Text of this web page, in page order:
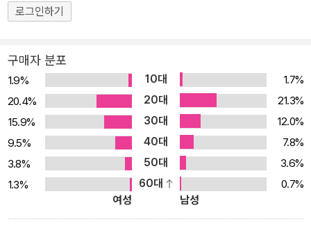
일상의 삶을 사는 현대인들에게 <세계문학 단편선>은 중심을 잃지
의 제왕 하워드 필립스 러브크래프트, 그가 펼쳐 보이는 호스믹 코러
의 일대 장관! ‘인류의 가장 오래되고 강력한 감정은 공포다. 그리고
가장 오래되고 강력한 공포는 미지의 것에 대한 공포다.’ 하워드 필립
스 러브크래프트가 「문학에서의 초자연적인 공포」라는 글에서 내린
이 정의만큼 공포를 명확하게 설명하는 문장도 없을 것이다. 에드거
앨런 포의 계승자로 20세기 공포문학의 제왕이라고 불리는 러브크래
프트는 공포의 본질을 꿰뚫은 통찰력을 문학에 관철하고 실현시킨 작
가이다. 살아생전 출판사에 투고하는 원고마다 출간을 거절당하고 대
로그인하기
구매자 분포
1.9% 10대
1.7%
20.4%
20대
21.3%
15.9%
30대
12.0%
9.5%
40대
7.8%
3.8%
50대
3.6%
1.3%
60대
0.7%
여성
남성